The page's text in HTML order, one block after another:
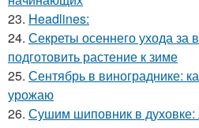
23. Headlines:
24. Секреты осеннего ухода за
подготовить растение к зиме
25. Сентябрь в винограднике:
урожаю
26. Сушим шиповник в духовке: